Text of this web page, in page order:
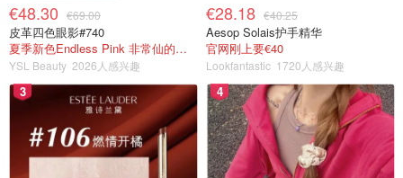
€48.30 €69.00
皮革四色眼影#740
夏季新色Endless Pink 非常仙的亮片盘！
YSL Beauty 2026人感兴趣
€28.18 €40.25
Aesop Solais护手精华
官网刚上要€40
Lookfantastic 1720人感兴趣
3 4